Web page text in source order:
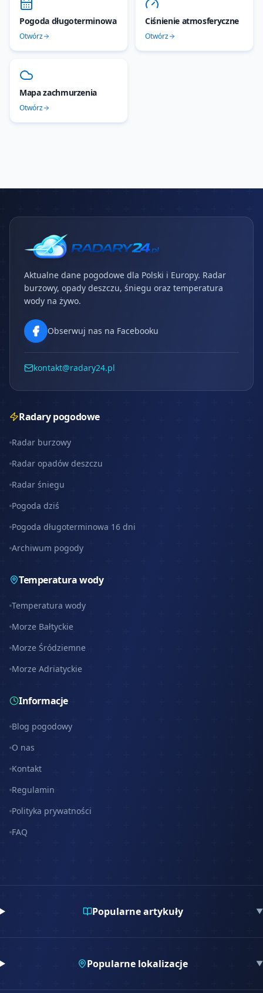
Pogoda długoterminowa
Otwórz
Ciśnienie atmosferyczne
Otwórz
Mapa zachmurzenia
Otwórz
Aktualne dane pogodowe dla Polski i Europy. Radar
burzowy, opady deszczu, śniegu oraz temperatura
wody na żywo.
Obserwuj nas na Facebooku
kontakt@radary24.pl
Radary pogodowe
Radar burzowy
Radar opadów deszczu
Radar śniegu
Pogoda dziś
Pogoda długoterminowa 16 dni
Archiwum pogody
Temperatura wody
Temperatura wody
Morze Bałtyckie
Morze Śródziemne
Morze Adriatyckie
Informacje
Blog pogodowy
O nas
Kontakt
Regulamin
Polityka prywatności
FAQ
Popularne artykuły ▼
Popularne lokalizacje ▼